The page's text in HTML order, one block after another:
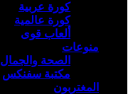
كورة عربية
كورة عالمية
ألعاب قوى
منوعات
الصحة والجمال
مكتبة سفنكس
المغتربون